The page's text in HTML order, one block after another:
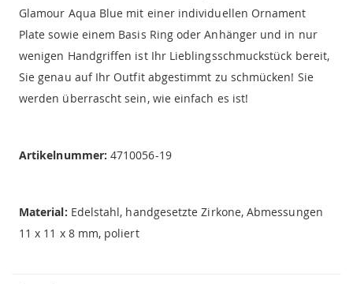
Glamour Aqua Blue mit einer individuellen Ornament
Plate sowie einem Basis Ring oder Anhänger und in nur
wenigen Handgriffen ist Ihr Lieblingsschmuckstück bereit,
Sie genau auf Ihr Outfit abgestimmt zu schmücken! Sie
werden überrascht sein, wie einfach es ist!
Artikelnummer: 4710056-19
Material: Edelstahl, handgesetzte Zirkone, Abmessungen
11 x 11 x 8 mm, poliert